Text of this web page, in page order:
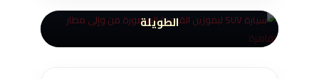
الطويلة